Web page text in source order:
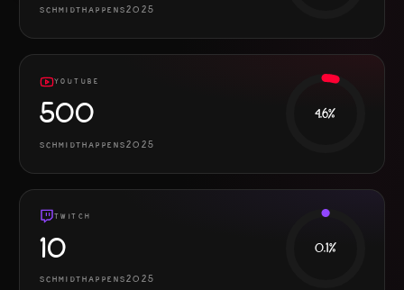
SCHMIDTHAPPENS2025
YOUTUBE
500
SCHMIDTHAPPENS2025
4.6%
TWITCH
10
SCHMIDTHAPPENS2025
0.1%